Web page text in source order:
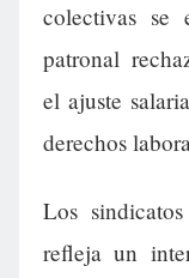
colectivas se
patronal
el ajuste
derechos
Los
refleja un